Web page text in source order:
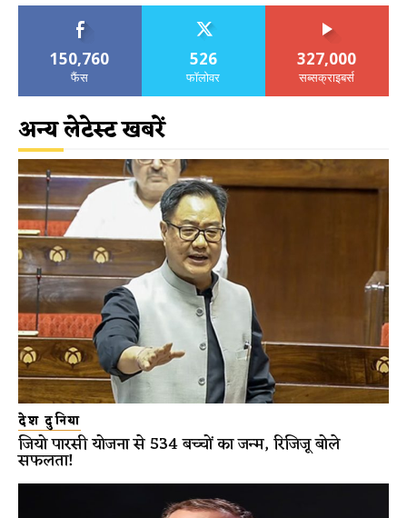
150,760
फैंस
526
फॉलोवर
327,000
सब्सक्राइबर्स
अन्य लेटेस्ट खबरें
देश दुनिया
जियो पारसी योजना से 534 बच्चों का जन्म, रिजिजू बोले
सफलता!